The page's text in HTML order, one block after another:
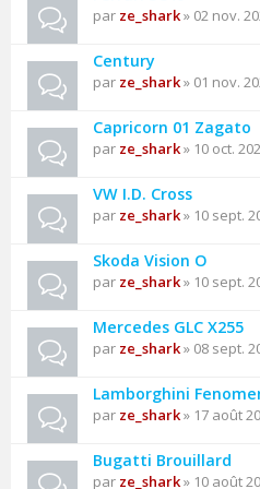
par ze_shark» 02 nov.
Century
par ze_shark» 01 nov.
Capricorn 01 Zagato
par ze_shark» 10 oct.
VW I.D. Cross
par ze_shark» 10 sept.
Skoda Vision O
par ze_shark» 10 sept.
Mercedes GLC X255
par ze_shark» 08 sept.
Lamborghini
par ze_shark» 17 août
Bugatti Brouillard
par ze_shark» 10 août